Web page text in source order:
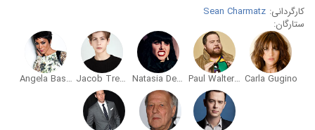
کارگردانی: Sean Charmatz
ستارگان:
Carla Gugino
Paul Walter Hauser
Natasia Demetriou
Jacob Tremblay
Angela Bassett